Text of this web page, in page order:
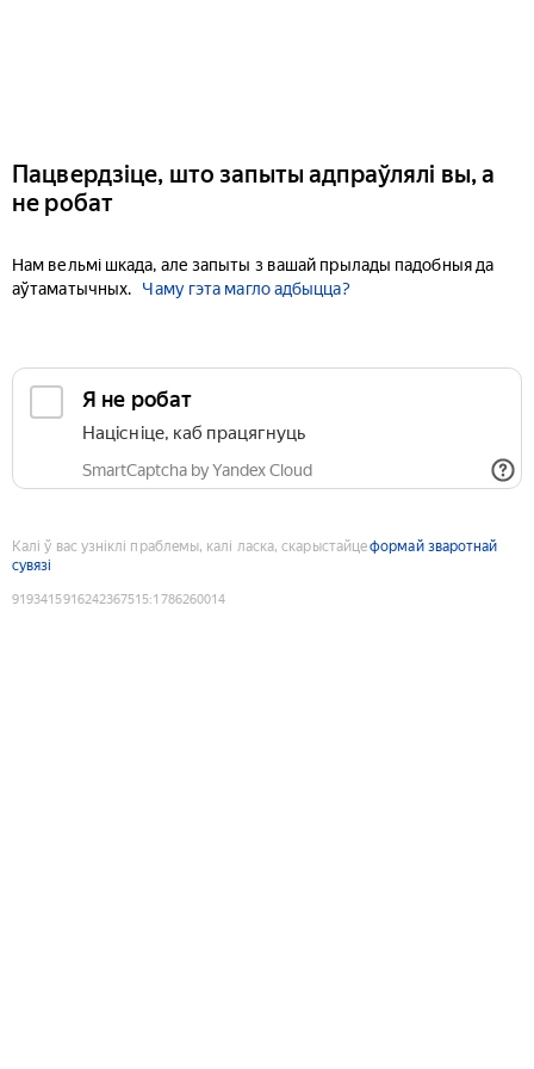
Пацвердзіце, што запыты адпраўлялі вы, а
не робат
Нам вельмі шкада, але запыты з вашай прылады падобныя да
аўтаматычных.
Чаму гэта магло адбыцца?
Я не робат
Націсніце, каб працягнуць
SmartCaptcha by Yandex Cloud
Калі ў вас узніклі праблемы, калі ласка, скарыстайцеформай зваротнай
сувязі
9193415916242367515:1786260014